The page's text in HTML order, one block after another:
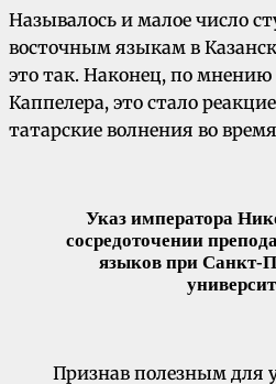
Называлось и малое число
восточным языкам в
это так. Наконец, по мнению
Каппелера, это стало
татарские волнения во
Указ императора
сосредоточении
языков при Санкт-
Признав полезным для